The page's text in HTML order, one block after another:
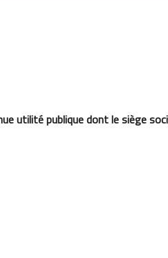
utilité publique dont le siège